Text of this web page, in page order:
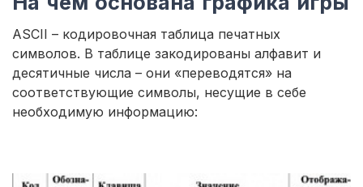
ASCII – кодировочная таблица печатных
символов. В таблице закодированы алфавит и
десятичные числа – они «переводятся» на
соответствующие символы, несущие в себе
необходимую информацию: